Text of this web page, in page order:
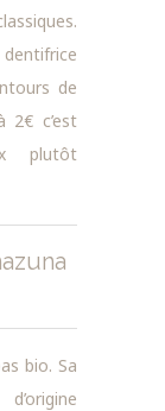
de
2€ c’est
plutôt
bio. Sa